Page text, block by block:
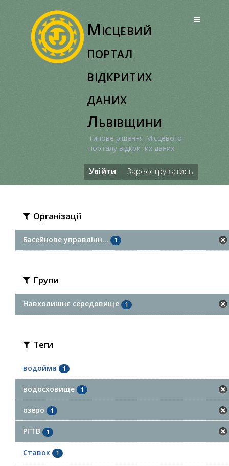
Місцевий
портал
відкритих
даних
Львівщини
Типове рішення Місцевого
порталу відкритих даних
Увійти Зареєструватись
Організації
Басейнове управлінн... 1
Групи
Навколишнє середовище 1
Теги
водойма 1
водосховище 1
озеро 1
РГТВ 1
Ставок 1